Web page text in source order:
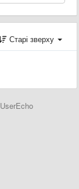
Старі зверху